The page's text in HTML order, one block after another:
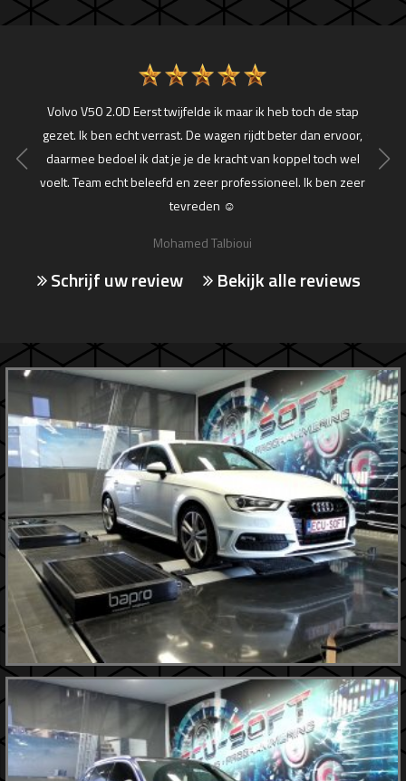
Volvo V50 2.0D Eerst twijfelde ik maar ik heb toch de stap
gezet. Ik ben echt verrast. De wagen rijdt beter dan ervoor,
daarmee bedoel ik dat je je de kracht van koppel toch wel
voelt. Team echt beleefd en zeer professioneel. Ik ben zeer
tevreden ☺
Mohamed Talbioui
Schrijf uw review Bekijk alle reviews